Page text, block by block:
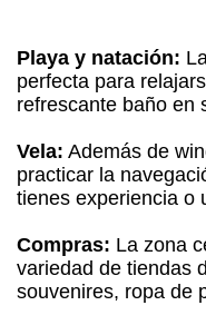
Playa y natación:
perfecta para
refrescante baño en
Vela: Además de
practicar la
tienes experiencia o
Compras: La zona
variedad de tiendas
souvenires, ropa de